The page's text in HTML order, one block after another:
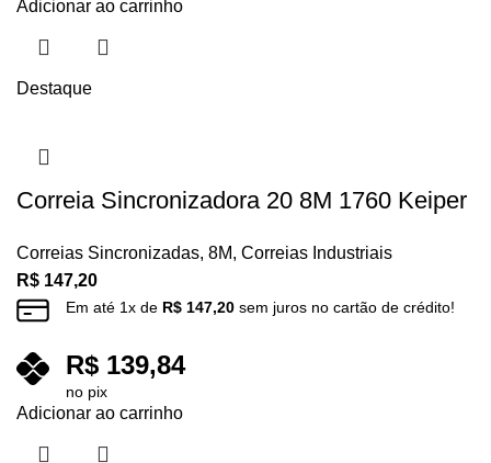
Adicionar ao carrinho
Destaque
Correia Sincronizadora 20 8M 1760 Keiper
Correias Sincronizadas, 8M, Correias Industriais
R$ 147,20
Em até 1x de R$ 147,20 sem juros no cartão de crédito!
R$ 139,84
no pix
Adicionar ao carrinho